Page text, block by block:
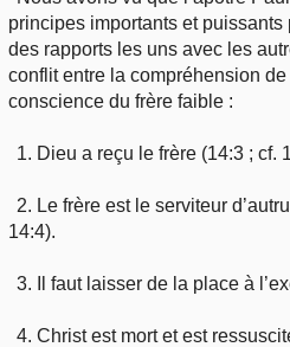
principes importants et
des rapports les uns avec les
conflit entre la compréhension
conscience du frère faible :
1. Dieu a reçu le frère (14:3 ; cf.
2. Le frère est le serviteur
14:4).
3. Il faut laisser de la place à
4. Christ est mort et est